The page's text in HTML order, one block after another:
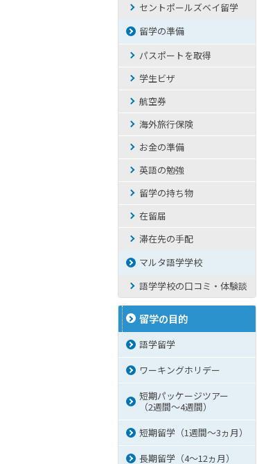
セントポールズベイ留学
留学の準備
パスポートを取得
学生ビザ
航空券
海外旅行保険
お金の準備
英語の勉強
留学の持ち物
在留届
滞在先の手配
マルタ語学学校
語学学校の口コミ・体験談
留学の目的
語学留学
ワーキングホリデー
短期パッケージツアー
（2週間～4週間）
短期留学（1週間～3ヵ月）
長期留学（4～12ヵ月）